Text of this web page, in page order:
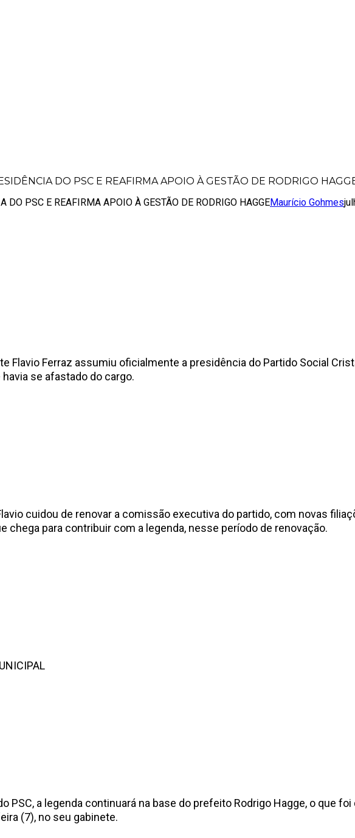
DO PSC E REAFIRMA APOIO À GESTÃO DE RODRIGO
DO PSC E REAFIRMA APOIO À GESTÃO DE RODRIGO HAGGEMaurício Gohmes
Flavio Ferraz assumiu oficialmente a presidência do Partido Social
se afastado do cargo.
cuidou de renovar a comissão executiva do partido, com novas
chega para contribuir com a legenda, nesse período de renovação.
PSC, a legenda continuará na base do prefeito Rodrigo Hagge, o que
(7), no seu gabinete.